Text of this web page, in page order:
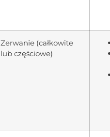
Zerwanie (całkowite
lub częściowe)